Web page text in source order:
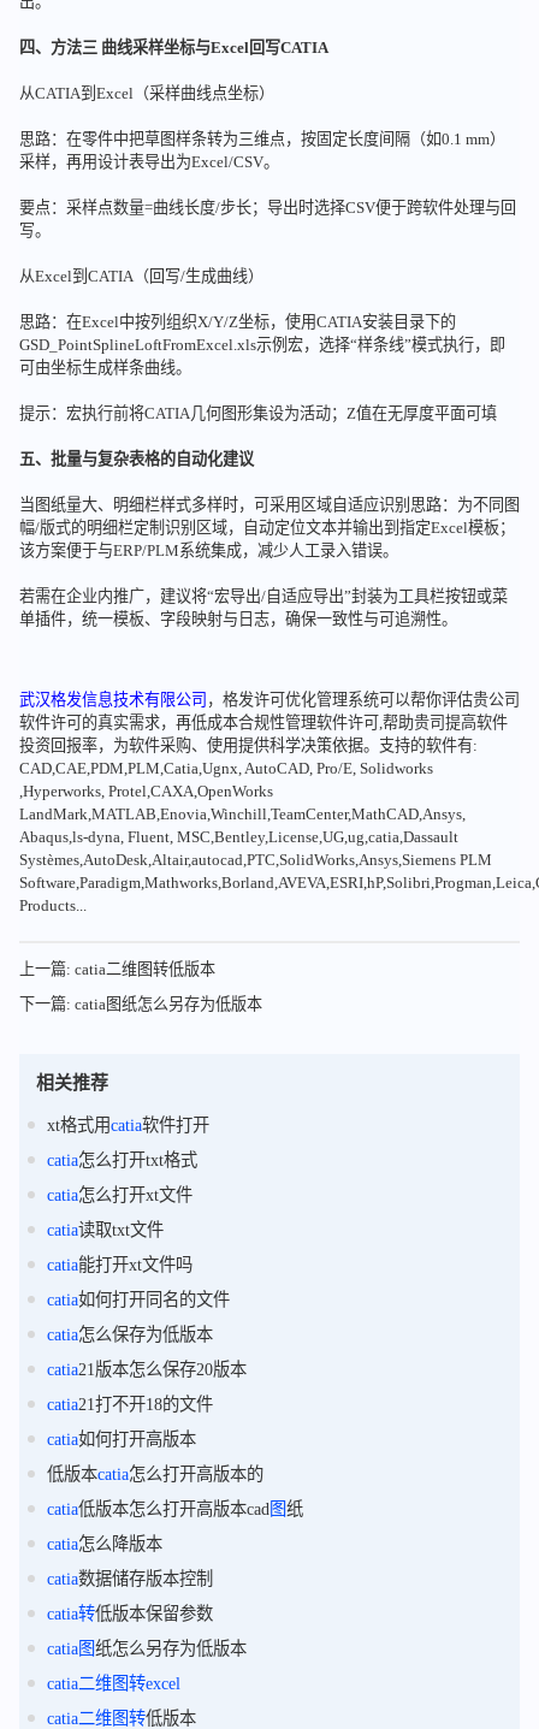
四、方法三 曲线采样坐标与Excel回写CATIA
从CATIA到Excel（采样曲线点坐标）
思路：在零件中把草图样条转为三维点，按固定长度间隔（如0.1 mm）
采样，再用设计表导出为Excel/CSV。
要点：采样点数量=曲线长度/步长；导出时选择CSV便于跨软件处理与回
写。
从Excel到CATIA（回写/生成曲线）
思路：在Excel中按列组织X/Y/Z坐标，使用CATIA安装目录下的
GSD_PointSplineLoftFromExcel.xls示例宏，选择“样条线”模式执行，即
可由坐标生成样条曲线。
提示：宏执行前将CATIA几何图形集设为活动；Z值在无厚度平面可填
五、批量与复杂表格的自动化建议
当图纸量大、明细栏样式多样时，可采用区域自适应识别思路：为不同图
幅/版式的明细栏定制识别区域，自动定位文本并输出到指定Excel模板；
该方案便于与ERP/PLM系统集成，减少人工录入错误。
若需在企业内推广，建议将“宏导出/自适应导出”封装为工具栏按钮或菜
单插件，统一模板、字段映射与日志，确保一致性与可追溯性。
武汉格发信息技术有限公司 ，格发许可优化管理系统可以帮你评估贵公司
软件许可的真实需求，再低成本合规性管理软件许可,帮助贵司提高软件
投资回报率，为软件采购、使用提供科学决策依据。支持的软件有:
CAD,CAE,PDM,PLM,Catia,Ugnx, AutoCAD, Pro/E, Solidworks
,Hyperworks, Protel,CAXA,OpenWorks
LandMark,MATLAB,Enovia,Winchill,TeamCenter,MathCAD,Ansys,
Abaqus,ls-dyna, Fluent, MSC,Bentley,License,UG,ug,catia,Dassault
Systèmes,AutoDesk,Altair,autocad,PTC,SolidWorks,Ansys,Siemens PLM
Products...
上一篇: catia二维图转低版本
下一篇: catia图纸怎么另存为低版本
相关推荐
xt格式用catia软件打开
catia怎么打开txt格式
catia怎么打开xt文件
catia读取txt文件
catia能打开xt文件吗
catia如何打开同名的文件
catia怎么保存为低版本
catia21版本怎么保存20版本
catia21打不开18的文件
catia如何打开高版本
低版本catia怎么打开高版本的
catia低版本怎么打开高版本cad图纸
catia怎么降版本
catia数据储存版本控制
catia转低版本保留参数
catia图纸怎么另存为低版本
catia二维图转excel
catia二维图转低版本